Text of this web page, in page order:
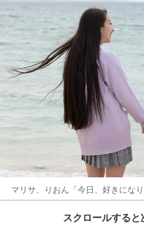
マリサ、りおん「今日、好きにな
スクロールする